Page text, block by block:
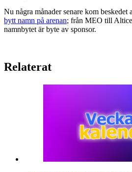
Nu några månader senare kom beskedet
bytt namn på arenan; från MEO till
namnbytet är byte av sponsor.
Relaterat